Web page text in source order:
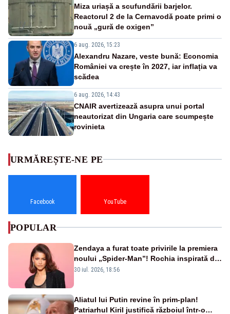
Miza uriașă a scufundării barjelor.
Reactorul 2 de la Cernavodă poate primi o
nouă „gură de oxigen”
6 aug. 2026, 15:23
Alexandru Nazare, veste bună: Economia
României va crește în 2027, iar inflația va
scădea
6 aug. 2026, 14:43
CNAIR avertizează asupra unui portal
neautorizat din Ungaria care scumpește
rovinieta
URMĂREȘTE-NE PE
Facebook YouTube
POPULAR
Zendaya a furat toate privirile la premiera
noului „Spider-Man”! Rochia inspirată de
pânza de păianjen a făcut senzație
30 iul. 2026, 18:56
Aliatul lui Putin revine în prim-plan!
Patriarhul Kiril justifică războiul într-o